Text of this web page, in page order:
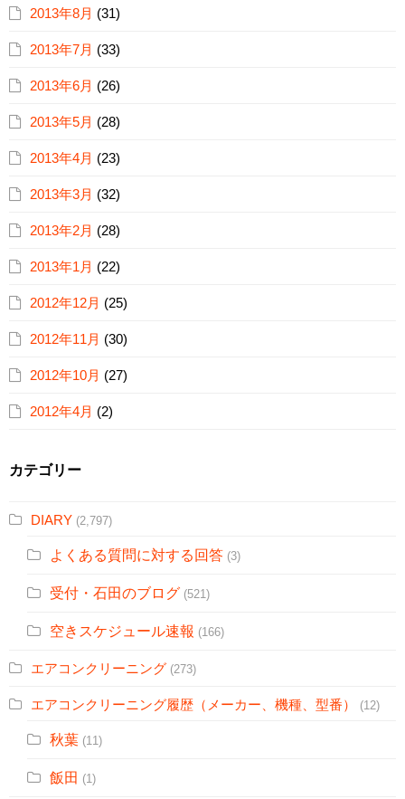
2013年8月 (31)
2013年7月 (33)
2013年6月 (26)
2013年5月 (28)
2013年4月 (23)
2013年3月 (32)
2013年2月 (28)
2013年1月 (22)
2012年12月 (25)
2012年11月 (30)
2012年10月 (27)
2012年4月 (2)
カテゴリー
DIARY (2,797)
よくある質問に対する回答 (3)
受付・石田のブログ (521)
空きスケジュール速報 (166)
エアコンクリーニング (273)
エアコンクリーニング履歴（メーカー、機種、型番） (12)
秋葉 (11)
飯田 (1)